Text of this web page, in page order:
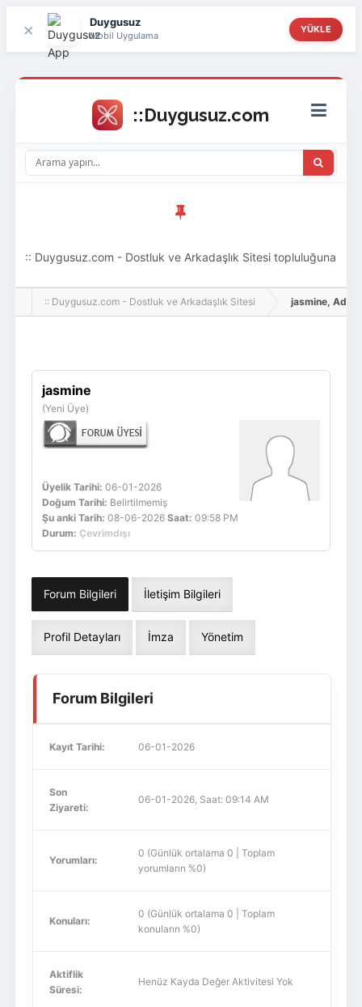
× Duygusuz
Mobil Uygulama
YÜKLE
:: Duygusuz.com - Dostluk ve Arkadaşlık Sitesi topluluğuna
hoş geldin ziyaretçi! Aramıza katılmak istersen kayıt
:: Duygusuz.com - Dostluk ve Arkadaşlık Sitesi jasmine, Adlı
jasmine
(Yeni Üye)
Üyelik Tarihi: 06-01-2026
Doğum Tarihi: Belirtilmemiş
Şu anki Tarih: 08-06-2026 Saat: 09:58 PM
Durum: Çevrimdışı
Forum Bilgileri İletişim Bilgileri
Profil Detayları İmza Yönetim
Forum Bilgileri
Kayıt Tarihi: 06-01-2026
Son
Ziyareti:
06-01-2026, Saat: 09:14 AM
Yorumları:
0 (Günlük ortalama 0 | Toplam
yorumların %0)
Konuları:
0 (Günlük ortalama 0 | Toplam
konuların %0)
Aktiflik
Süresi:
Henüz Kayda Değer Aktivitesi Yok